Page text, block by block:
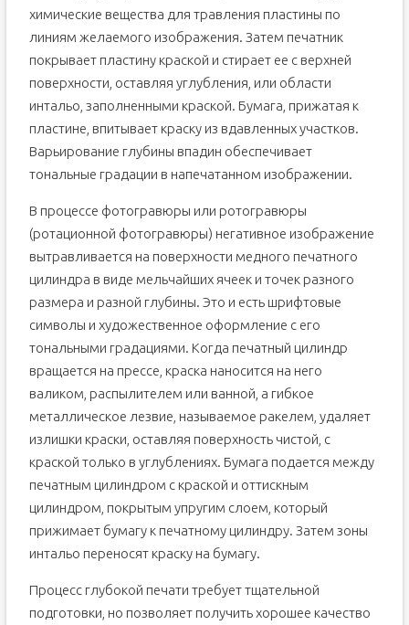
химические вещества для травления пластины по
линиям желаемого изображения. Затем печатник
покрывает пластину краской и стирает ее с верхней
поверхности, оставляя углубления, или области
интальо, заполненными краской. Бумага, прижатая к
пластине, впитывает краску из вдавленных участков.
Варьирование глубины впадин обеспечивает
тональные градации в напечатанном изображении.
В процессе фотогравюры или ротогравюры
(ротационной фотогравюры) негативное изображение
вытравливается на поверхности медного печатного
цилиндра в виде мельчайших ячеек и точек разного
размера и разной глубины. Это и есть шрифтовые
символы и художественное оформление с его
тональными градациями. Когда печатный цилиндр
вращается на прессе, краска наносится на него
валиком, распылителем или ванной, а гибкое
металлическое лезвие, называемое ракелем, удаляет
излишки краски, оставляя поверхность чистой, с
краской только в углублениях. Бумага подается между
печатным цилиндром с краской и оттискным
цилиндром, покрытым упругим слоем, который
прижимает бумагу к печатному цилиндру. Затем зоны
интальо переносят краску на бумагу.
Процесс глубокой печати требует тщательной
подготовки, но позволяет получить хорошее качество